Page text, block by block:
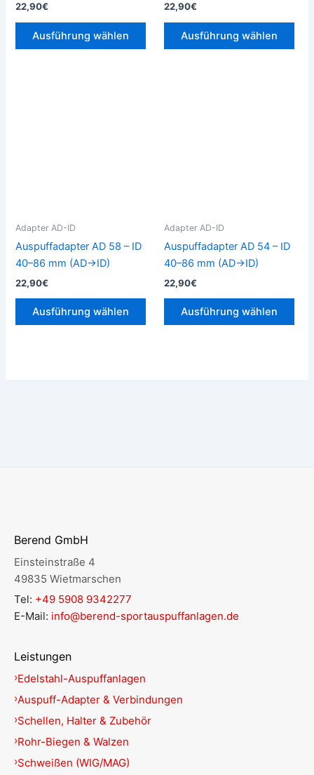
22,90€
Ausführung wählen
gewählt
22,90€
Ausführung wählen
Adapter AD-ID
Auspuffadapter AD 58 – ID
40–86 mm (AD→ID)
22,90€
Ausführung wählen
können
gewählt
Adapter AD-ID
Auspuffadapter AD 54 – ID
40–86 mm (AD→ID)
22,90€
Ausführung wählen
Berend GmbH
Einsteinstraße 4
49835 Wietmarschen
Tel: +49 5908 9342277
E-Mail: info@berend-sportauspuffanlagen.de
Leistungen
Edelstahl-Auspuffanlagen
Auspuff-Adapter & Verbindungen
Schellen, Halter & Zubehör
Rohr-Biegen & Walzen
Schweißen (WIG/MAG)